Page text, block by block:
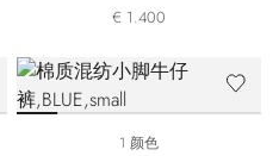
€ 1.400
1 颜色